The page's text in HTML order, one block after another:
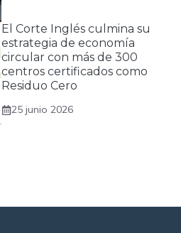
El Corte Inglés culmina su
estrategia de economía
circular con más de 300
centros certificados como
Residuo Cero
25 junio 2026